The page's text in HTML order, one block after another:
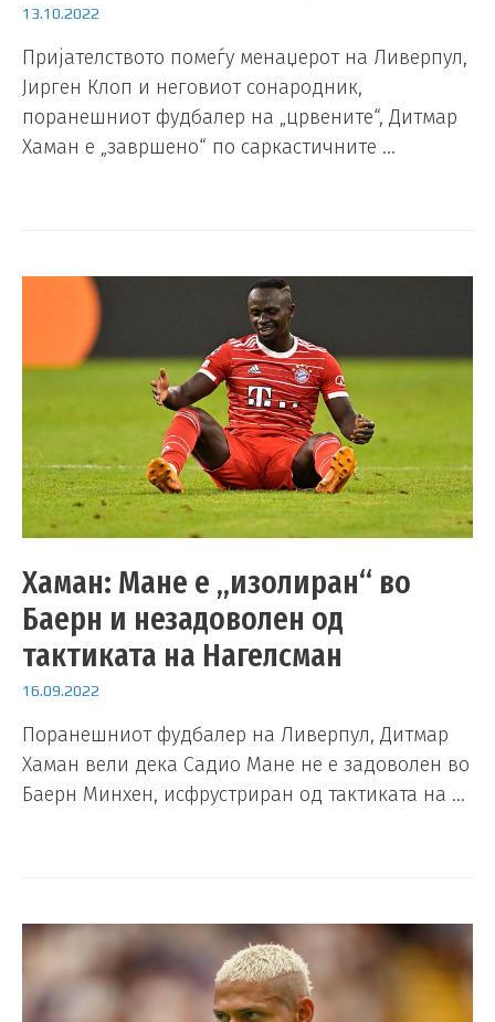
13.10.2022
Пријателството помеѓу менаџерот на Ливерпул,
Јирген Клоп и неговиот сонародник,
поранешниот фудбалер на „црвените“, Дитмар
Хаман е „завршено“ по саркастичните …
Хаман: Мане е „изолиран“ во
Баерн и незадоволен од
тактиката на Нагелсман
16.09.2022
Поранешниот фудбалер на Ливерпул, Дитмар
Хаман вели дека Садио Мане не е задоволен во
Баерн Минхен, исфрустриран од тактиката на …